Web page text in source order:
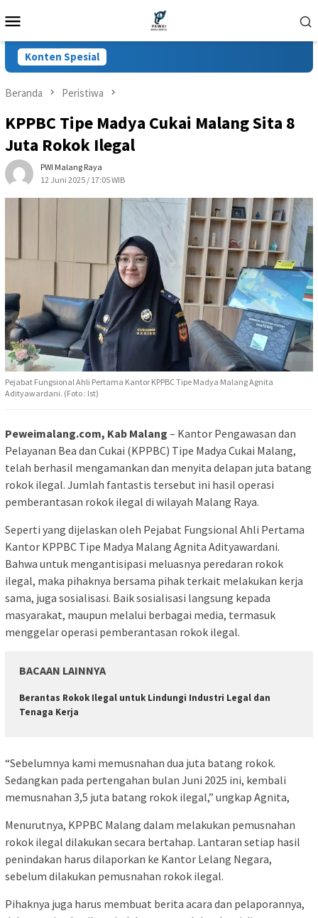
ke
Mobile
Konten Spesial
Beranda Peristiwa
KPPBC Tipe Madya Cukai Malang Sita 8
Juta Rokok Ilegal
PWI Malang Raya
12 Juni 2025 / 17:05 WIB
Pejabat Fungsional Ahli Pertama Kantor KPPBC Tipe Madya Malang Agnita
Adityawardani. (Foto : Ist)
Peweimalang.com, Kab Malang – Kantor Pengawasan dan
Pelayanan Bea dan Cukai (KPPBC) Tipe Madya Cukai Malang,
telah berhasil mengamankan dan menyita delapan juta batang
rokok ilegal. Jumlah fantastis tersebut ini hasil operasi
pemberantasan rokok ilegal di wilayah Malang Raya.
Seperti yang dijelaskan oleh Pejabat Fungsional Ahli Pertama
Kantor KPPBC Tipe Madya Malang Agnita Adityawardani.
Bahwa untuk mengantisipasi meluasnya peredaran rokok
ilegal, maka pihaknya bersama pihak terkait melakukan kerja
sama, juga sosialisasi. Baik sosialisasi langsung kepada
masyarakat, maupun melalui berbagai media, termasuk
menggelar operasi pemberantasan rokok ilegal.
BACAAN LAINNYA
Berantas Rokok Ilegal untuk Lindungi Industri Legal dan
Tenaga Kerja
“Sebelumnya kami memusnahan dua juta batang rokok.
Sedangkan pada pertengahan bulan Juni 2025 ini, kembali
memusnahan 3,5 juta batang rokok ilegal,” ungkap Agnita,
Menurutnya, KPPBC Malang dalam melakukan pemusnahan
rokok ilegal dilakukan secara bertahap. Lantaran setiap hasil
penindakan harus dilaporkan ke Kantor Lelang Negara,
sebelum dilakukan pemusnahan rokok ilegal.
Pihaknya juga harus membuat berita acara dan pelaporannya,